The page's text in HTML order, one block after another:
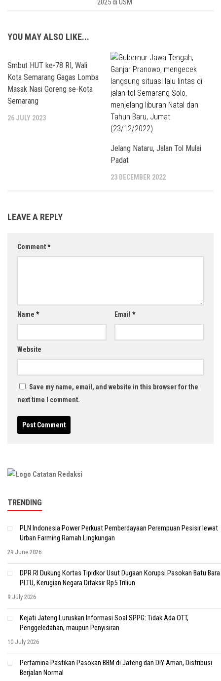
2025 di USM
YOU MAY ALSO LIKE...
Smbut HUT ke-78 RI, Wali
Kota Semarang Gagas Lomba
Masak Nasi Goreng se-Kota
Semarang
26 JULY 2023
Jelang Nataru, Jalan Tol Mulai
Padat
23 DECEMBER 2022
LEAVE A REPLY
Comment*
Name * Email *
Website
Save my name, email, and website in this browser for the
next time I comment.
TRENDING
PLN Indonesia Power Perkuat Pemberdayaan Perempuan Pesisir lewat
Urban Farming Ramah Lingkungan
29 June 2026
DPR RI Dukung Kortas Tipidkor Usut Dugaan Korupsi Pasokan Batu Bara
PLTU, Kerugian Negara Ditaksir Rp5 Triliun
9 July 2026
Kejati Jateng Luruskan Informasi Soal SPPG: Tidak Ada OTT,
Penggeledahan, maupun Penyisiran
10 July 2026
Pertamina Pastikan Pasokan BBM di Jateng dan DIY Aman, Distribusi
Berjalan Normal